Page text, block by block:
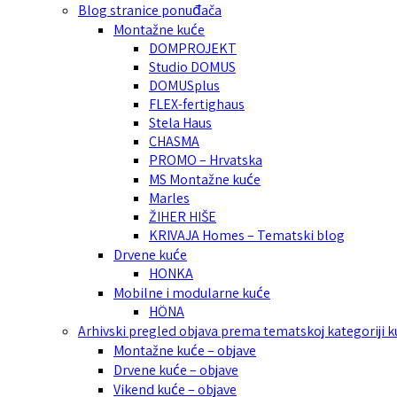
Blog stranice ponuđača
Montažne kuće
DOMPROJEKT
Studio DOMUS
DOMUSplus
FLEX-fertighaus
Stela Haus
CHASMA
PROMO – Hrvatska
MS Montažne kuće
Marles
ŽIHER HIŠE
KRIVAJA Homes – Tematski blog
Drvene kuće
HONKA
Mobilne i modularne kuće
HÖNA
Arhivski pregled objava prema tematskoj kategoriji
Montažne kuće – objave
Drvene kuće – objave
Vikend kuće – objave